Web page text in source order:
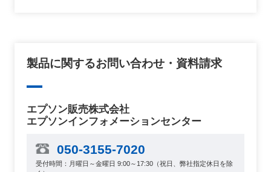
製品に関するお問い合わせ・資料請求
エプソン販売株式会社
エプソンインフォメーションセンター
050-3155-7020
受付時間：月曜日～金曜日 9:00～17:30（祝日、弊社指定休日を除